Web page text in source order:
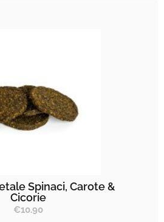
Spinaci, Carote &
Cicorie
€10.90